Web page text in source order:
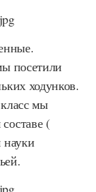
посетили
ходунков.
мы
(